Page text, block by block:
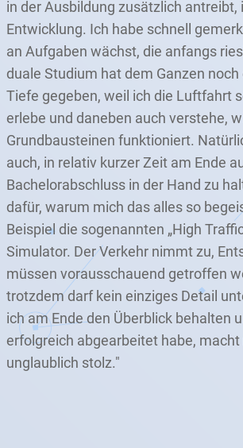
in der Ausbildung zusätzlich antreibt,
Entwicklung. Ich habe schnell
an Aufgaben wächst, die anfangs
duale Studium hat dem Ganzen
Tiefe gegeben, weil ich die Luftfahrt
erlebe und daneben auch verstehe,
Grundbausteinen funktioniert.
auch, in relativ kurzer Zeit am Ende
Bachelorabschluss in der Hand zu
dafür, warum mich das alles so
Beispiel die sogenannten „High
Simulator. Der Verkehr nimmt zu,
müssen vorausschauend getroffen
trotzdem darf kein einziges Detail
ich am Ende den Überblick behalten
erfolgreich abgearbeitet habe,
unglaublich stolz."